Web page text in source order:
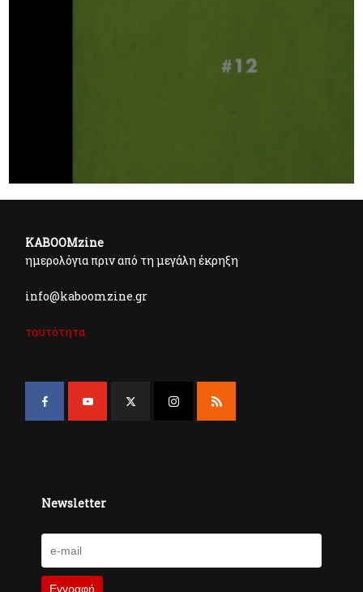
KABOOMzine
ημερολόγια πριν από τη μεγάλη έκρηξη
info@kaboomzine.gr
ταυτότητα
Newsletter